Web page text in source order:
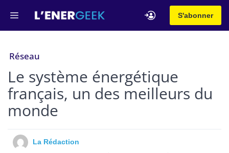
contenu
S'abonner
Menu
Réseau
Le système énergétique
français, un des meilleurs du
monde
La Rédaction